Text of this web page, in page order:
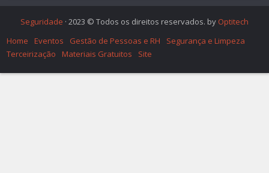
Seguridade · 2023 © Todos os direitos reservados. by Optitech
Home
Eventos Gestão de Pessoas e RH
Segurança e Limpeza
Terceirização
Materiais Gratuitos Site